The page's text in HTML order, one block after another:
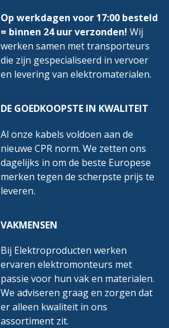
Op werkdagen voor 17:00 besteld
= binnen 24 uur verzonden! Wij
werken samen met transporteurs
die zijn gespecialiseerd in vervoer
en levering van elektromaterialen.
DE GOEDKOOPSTE IN KWALITEIT
Al onze kabels voldoen aan de
nieuwe CPR norm. We zetten ons
dagelijks in om de beste Europese
merken tegen de scherpste prijs te
leveren.
VAKMENSEN
Bij Elektroproducten werken
ervaren elektromonteurs met
passie voor hun vak en materialen.
We adviseren graag en zorgen dat
er alleen kwaliteit in ons
assortiment zit.